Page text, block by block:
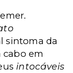
sintoma da
cabo em
intocáveis